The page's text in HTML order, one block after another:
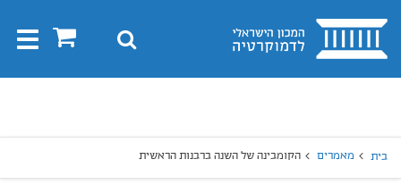
בית 0 חיפוש
בית מאמרים הקומבינה של השנה ברבנות הראשית